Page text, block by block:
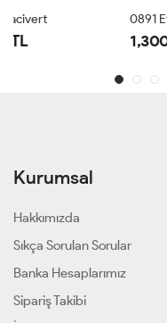
0891 Etek Kahverengi
1,300.00 TL
Kurumsal
Hakkımızda
Sıkça Sorulan Sorular
Banka Hesaplarımız
Sipariş Takibi